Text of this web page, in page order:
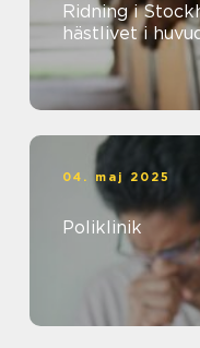
Ridning i
hästlivet i
04. maj 2025
Poliklinik